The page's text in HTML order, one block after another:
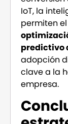
IoT, la
permiten el
predictivo
adopción
clave a la
empresa.